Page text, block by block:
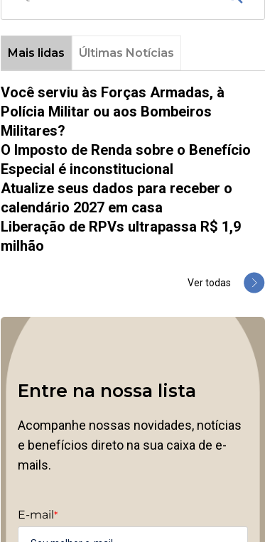
Mais lidas Últimas Notícias
Você serviu às Forças Armadas, à
Polícia Militar ou aos Bombeiros
Militares?
O Imposto de Renda sobre o Benefício
Especial é inconstitucional
Atualize seus dados para receber o
calendário 2027 em casa
Liberação de RPVs ultrapassa R$ 1,9
milhão
Ver todas
Entre na nossa lista
Acompanhe nossas novidades, notícias
e benefícios direto na sua caixa de e-
mails.
E-mail *